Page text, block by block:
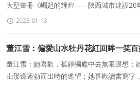
大型畫冊《崛起的輝煌——陝西城市建設20
書館收藏，鹹陽圖書館館長楊嶽簽發并
2023-01-13
董江雪：偏愛山水牡丹花紅回眸一笑
董江雪：她喜歡，孤靜獨處中去無限遐想；
山那邊蓬勃而出時的遙望；她喜歡讀書寫字